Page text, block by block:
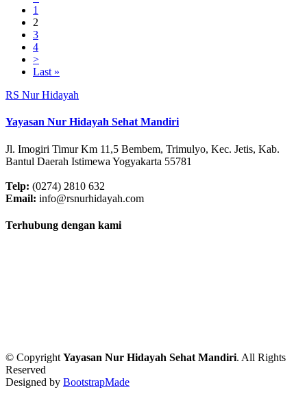
1
2
3
4
>
Last »
RS Nur Hidayah
Yayasan Nur Hidayah Sehat Mandiri
Jl. Imogiri Timur Km 11,5 Bembem, Trimulyo, Kec. Jetis, Kab.
Bantul Daerah Istimewa Yogyakarta 55781
Telp: (0274) 2810 632
Email: info@rsnurhidayah.com
Terhubung dengan kami
© Copyright Yayasan Nur Hidayah Sehat Mandiri. All Rights
Reserved
Designed by BootstrapMade